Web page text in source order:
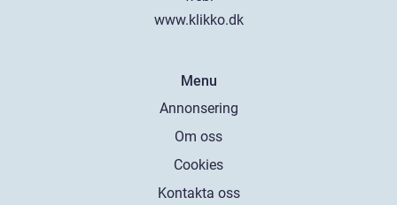
www.klikko.dk
Menu
Annonsering
Om oss
Cookies
Kontakta oss